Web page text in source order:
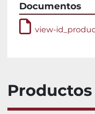
Documentos
view-